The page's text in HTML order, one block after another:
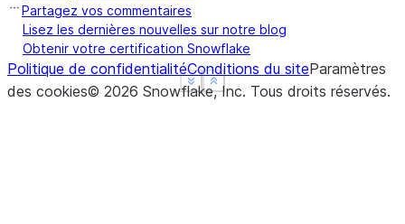
Show less
See more
Show less
See more
Partagez vos commentaires
Lisez les dernières nouvelles sur notre blog
Obtenir votre certification Snowflake
Politique de confidentialitéConditions du siteParamètres
des cookies© 2026 Snowflake, Inc. Tous droits réservés.